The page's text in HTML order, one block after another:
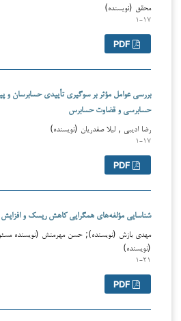
محقق (نویسنده)
۱-۱۷
بررسی عوامل مؤثر بر سوگیری تأییدی حسابرسان و
حسابرسی و قضاوت حسابرس
رضا ادیبی , لیلا صفدریان (نویسنده)
۱-۱۷
شناسایی مؤلفه‌های همگرایی کاهش ریسک و افزایش
مهدی بازش (نویسنده); حسن مهرمنش (نویسنده
(نویسنده)
۱-۲۱